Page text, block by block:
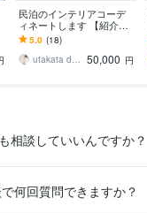
民泊のインテリアコーデ
ィネートします 【紹介サ
イトでぱっと目を引く素
敵なインテリアに！】
5.0 (18)
utakata design 50,000 円
相談していいんですか？
何回質問できますか？